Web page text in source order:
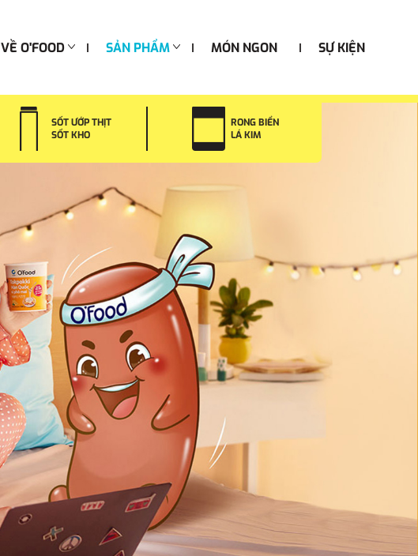
VỀ O'FOOD SẢN PHẨM MÓN NGON SỰ KIỆN
SỐT ƯỚP THỊT
SỐT KHO
RONG BIỂN
LÁ KIM